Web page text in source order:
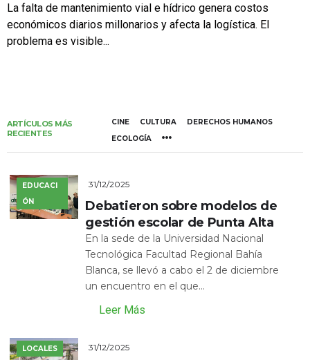
La falta de mantenimiento vial e hídrico genera costos
económicos diarios millonarios y afecta la logística. El
problema es visible...
ARTÍCULOS MÁS
RECIENTES
CINE CULTURA
DERECHOS HUMANOS
ECOLOGÍA
EDUCACI
ÓN
31/12/2025
Debatieron sobre modelos de
gestión escolar de Punta Alta
En la sede de la Universidad Nacional
Tecnológica Facultad Regional Bahía
Blanca, se llevó a cabo el 2 de diciembre
un encuentro en el que...
Leer Más
LOCALES 31/12/2025